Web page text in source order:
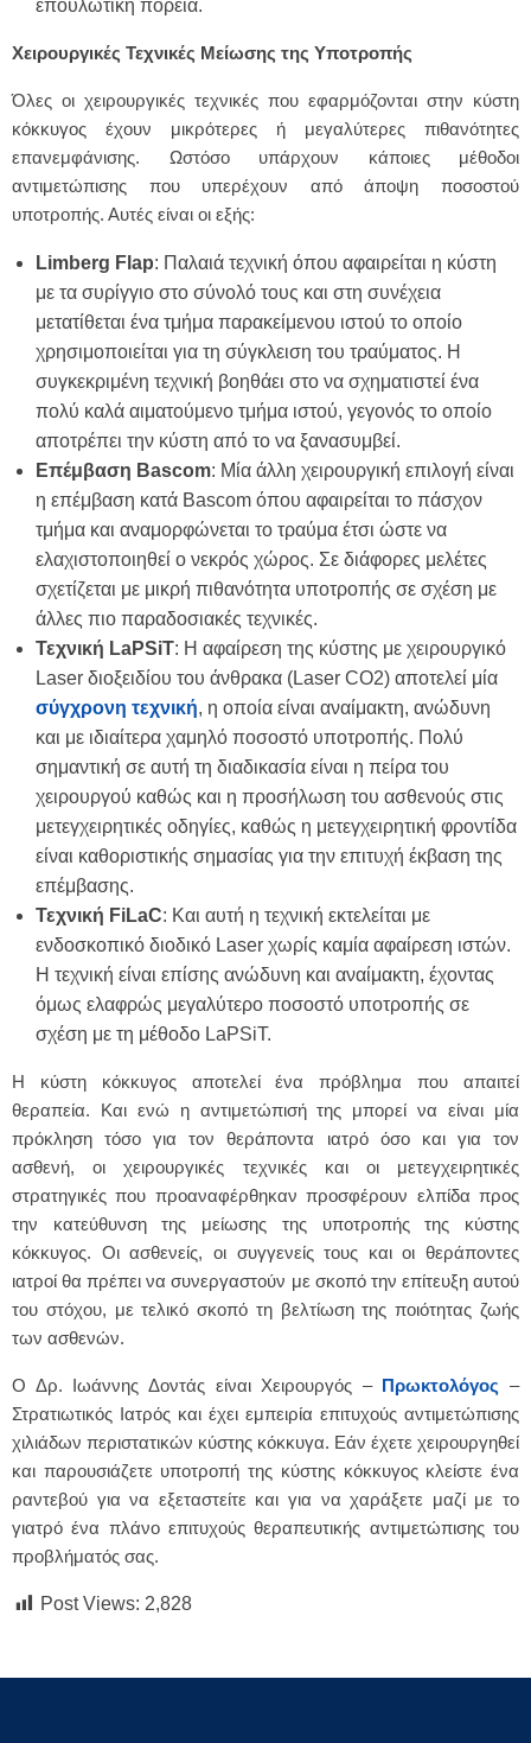
επουλωτική πορεία.
Χειρουργικές Τεχνικές Μείωσης της Υποτροπής
Όλες οι χειρουργικές τεχνικές που εφαρμόζονται στην κύστη
κόκκυγος έχουν μικρότερες ή μεγαλύτερες πιθανότητες
επανεμφάνισης. Ωστόσο υπάρχουν κάποιες μέθοδοι
αντιμετώπισης που υπερέχουν από άποψη ποσοστού
υποτροπής. Αυτές είναι οι εξής:
Limberg Flap: Παλαιά τεχνική όπου αφαιρείται η κύστη
με τα συρίγγιο στο σύνολό τους και στη συνέχεια
μετατίθεται ένα τμήμα παρακείμενου ιστού το οποίο
χρησιμοποιείται για τη σύγκλειση του τραύματος. Η
συγκεκριμένη τεχνική βοηθάει στο να σχηματιστεί ένα
πολύ καλά αιματούμενο τμήμα ιστού, γεγονός το οποίο
αποτρέπει την κύστη από το να ξανασυμβεί.
Επέμβαση Bascom: Μία άλλη χειρουργική επιλογή είναι
η επέμβαση κατά Bascom όπου αφαιρείται το πάσχον
τμήμα και αναμορφώνεται το τραύμα έτσι ώστε να
ελαχιστοποιηθεί ο νεκρός χώρος. Σε διάφορες μελέτες
σχετίζεται με μικρή πιθανότητα υποτροπής σε σχέση με
άλλες πιο παραδοσιακές τεχνικές.
Τεχνική LaPSiT: Η αφαίρεση της κύστης με χειρουργικό
Laser διοξειδίου του άνθρακα (Laser CO2) αποτελεί μία
σύγχρονη τεχνική, η οποία είναι αναίμακτη, ανώδυνη
και με ιδιαίτερα χαμηλό ποσοστό υποτροπής. Πολύ
σημαντική σε αυτή τη διαδικασία είναι η πείρα του
χειρουργού καθώς και η προσήλωση του ασθενούς στις
μετεγχειρητικές οδηγίες, καθώς η μετεγχειρητική φροντίδα
είναι καθοριστικής σημασίας για την επιτυχή έκβαση της
επέμβασης.
Τεχνική FiLaC: Και αυτή η τεχνική εκτελείται με
ενδοσκοπικό διοδικό Laser χωρίς καμία αφαίρεση ιστών.
Η τεχνική είναι επίσης ανώδυνη και αναίμακτη, έχοντας
όμως ελαφρώς μεγαλύτερο ποσοστό υποτροπής σε
σχέση με τη μέθοδο LaPSiT.
Η κύστη κόκκυγος αποτελεί ένα πρόβλημα που απαιτεί
θεραπεία. Και ενώ η αντιμετώπισή της μπορεί να είναι μία
πρόκληση τόσο για τον θεράποντα ιατρό όσο και για τον
ασθενή, οι χειρουργικές τεχνικές και οι μετεγχειρητικές
στρατηγικές που προαναφέρθηκαν προσφέρουν ελπίδα προς
την κατεύθυνση της μείωσης της υποτροπής της κύστης
κόκκυγος. Οι ασθενείς, οι συγγενείς τους και οι θεράποντες
ιατροί θα πρέπει να συνεργαστούν με σκοπό την επίτευξη αυτού
του στόχου, με τελικό σκοπό τη βελτίωση της ποιότητας ζωής
των ασθενών.
Ο Δρ. Ιωάννης Δοντάς είναι Χειρουργός – Πρωκτολόγος –
Στρατιωτικός Ιατρός και έχει εμπειρία επιτυχούς αντιμετώπισης
χιλιάδων περιστατικών κύστης κόκκυγα. Εάν έχετε χειρουργηθεί
και παρουσιάζετε υποτροπή της κύστης κόκκυγος κλείστε ένα
ραντεβού για να εξεταστείτε και για να χαράξετε μαζί με το
γιατρό ένα πλάνο επιτυχούς θεραπευτικής αντιμετώπισης του
προβλήματός σας.
Post Views: 2,828